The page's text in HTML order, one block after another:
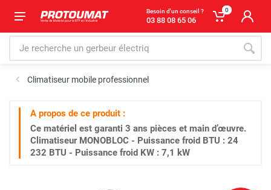
Besoin d'un conseil ?
03 88 08 65 06
0
Climatiseur mobile professionnel
A propos de ce produit :
Ce matériel est garanti 3 ans pièces et main d’œuvre.
Climatiseur MONOBLOC - Puissance froid BTU : 24
232 BTU - Puissance froid KW : 7,1 kW